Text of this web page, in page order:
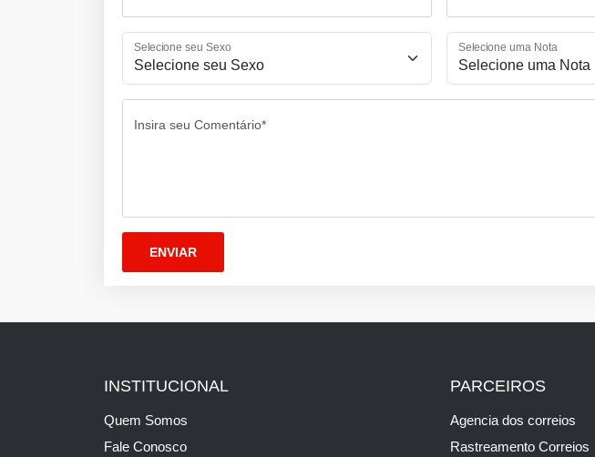
Selecione seu Sexo Selecione uma Nota
Insira seu Comentário*
INSTITUCIONAL
Quem Somos
Fale Conosco
PARCEIROS
Agencia dos correios
Rastreamento Correios